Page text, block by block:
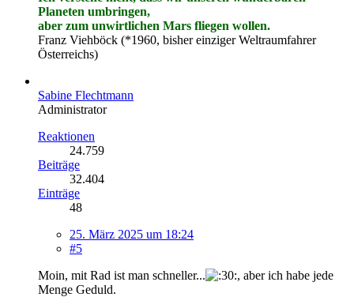
Planeten umbringen,
aber zum unwirtlichen Mars fliegen wollen.
Franz Viehböck (*1960, bisher einziger Weltraumfahrer
Österreichs)
Sabine Flechtmann
Administrator
Reaktionen
24.759
Beiträge
32.404
Einträge
48
25. März 2025 um 18:24
#5
Moin, mit Rad ist man schneller...
, aber ich habe jede
Menge Geduld.